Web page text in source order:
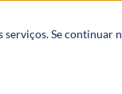
Se continuar